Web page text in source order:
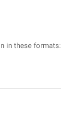
in these formats: